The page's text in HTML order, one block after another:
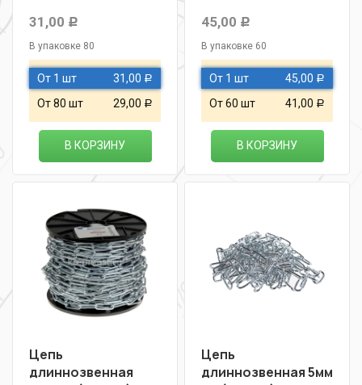
31,00 Р
В упаковке 80
От 1 шт 31,00 Р
От 80 шт 29,00 Р
В КОРЗИНУ
45,00 Р
В упаковке 60
От 1 шт 45,00 Р
От 60 шт 41,00 Р
В КОРЗИНУ
Цепь
длиннозвенная
Цепь
длиннозвенная 5мм